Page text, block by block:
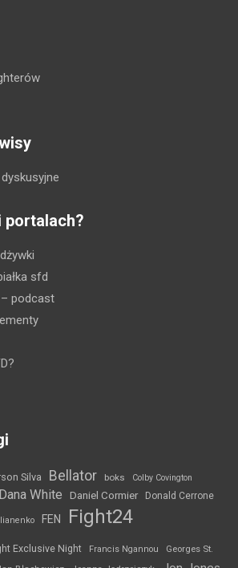
portalach?
sfd
– podcast
Silva Bellator boks Colby Covington
Dana White Daniel Cormier Donald Cerrone
FEN Fight24
Exclusive Night Francis Ngannou
Georges St.